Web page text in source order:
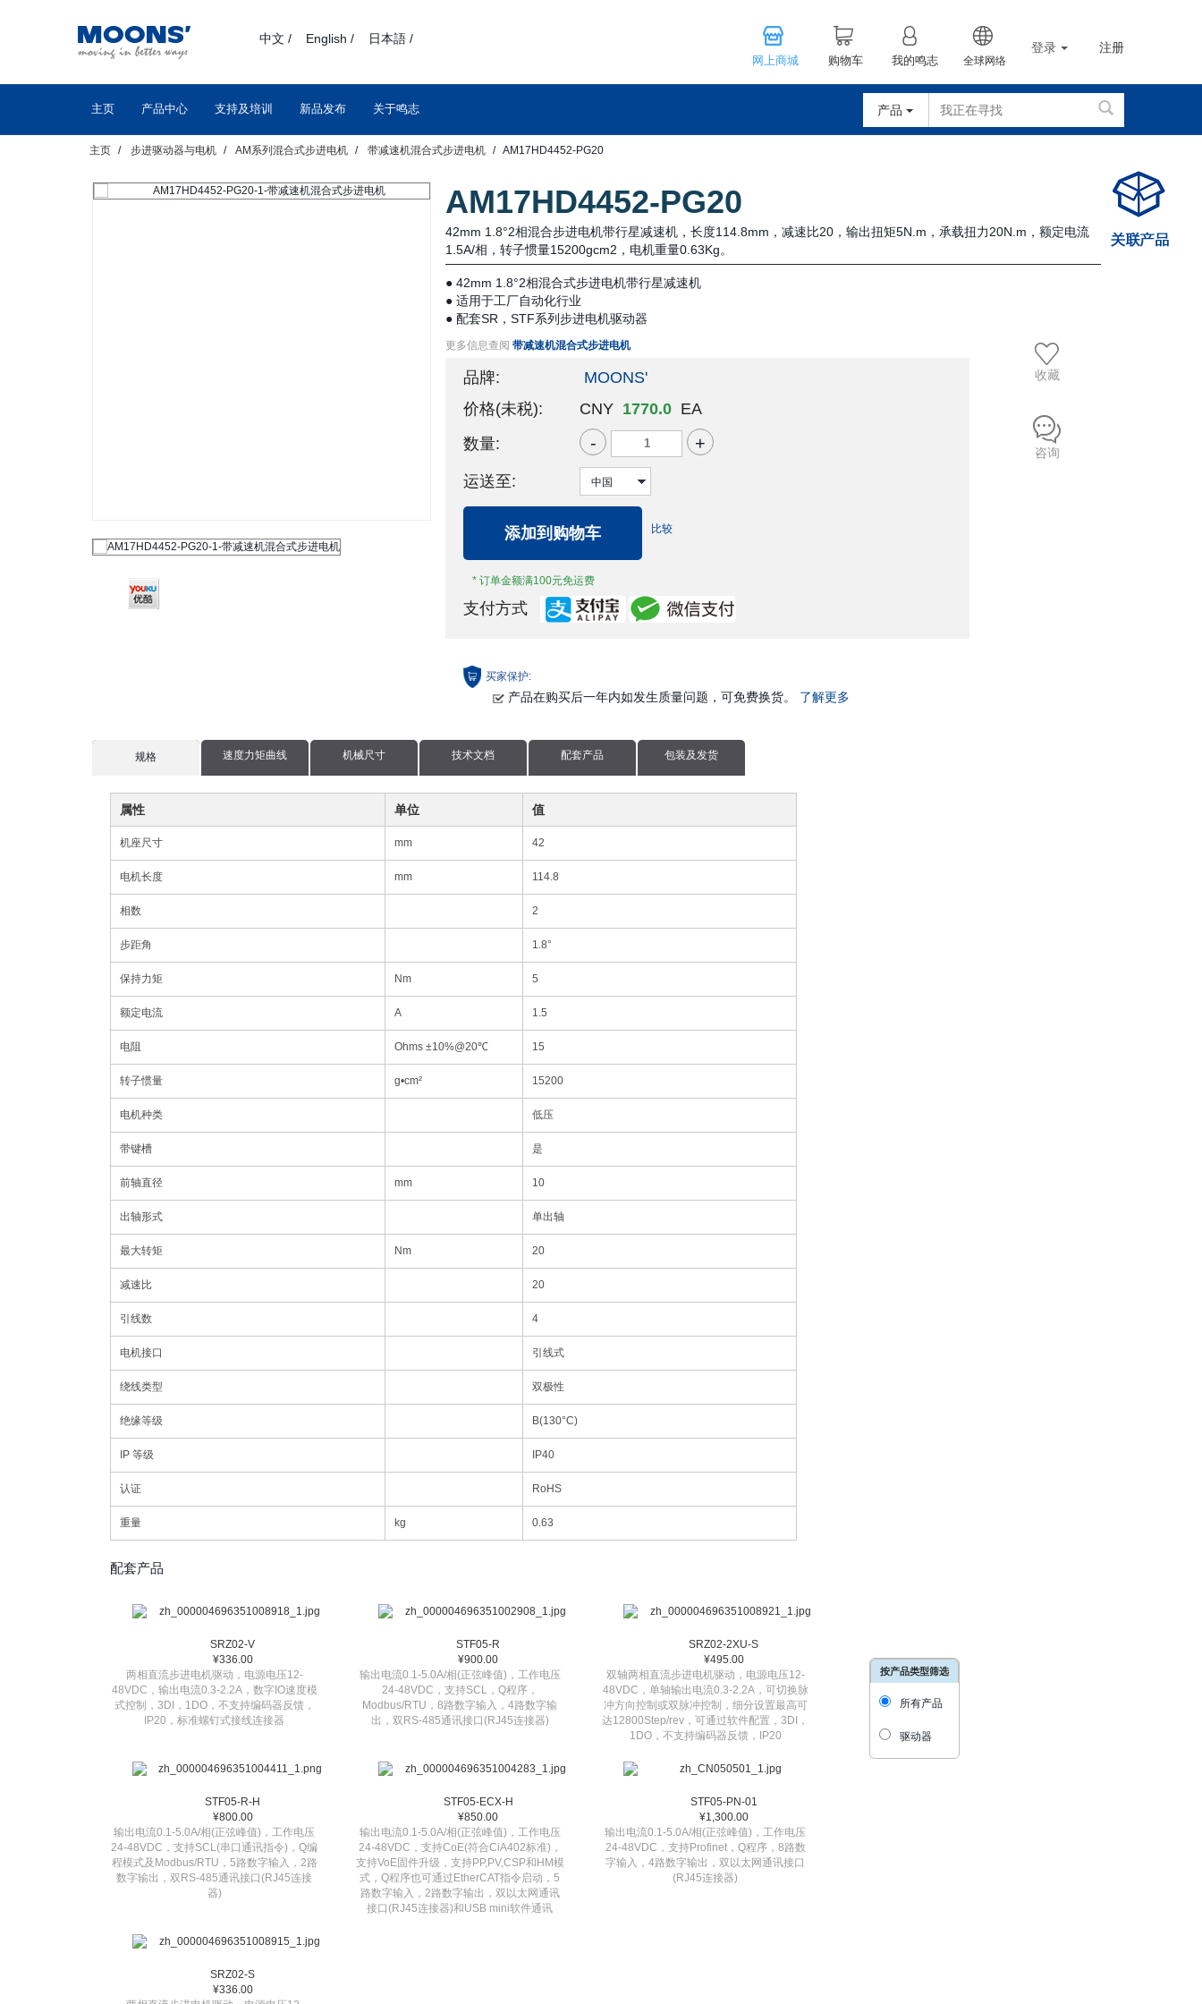
中文 / English / 日本語 /
网上商城 购物车 我的鸣志 全球网络
登录 注册
主页 产品中心 支持及培训 新品发布 关于鸣志 产品
主页 步进驱动器与电机 AM系列混合式步进电机 带减速机混合式步进电机 AM17HD4452-PG20
AM17HD4452-PG20
42mm 1.8°2相混合步进电机带行星减速机，长度114.8mm，减速比20，输出扭矩5N.m，承载扭力20N.m，额定电流
1.5A/相，转子惯量15200gcm2，电机重量0.63Kg。
● 42mm 1.8°2相混合式步进电机带行星减速机
● 适用于工厂自动化行业
● 配套SR，STF系列步进电机驱动器
更多信息查阅 带减速机混合式步进电机
品牌:
MOONS'
价格(未税):
CNY 1770.0 EA
数量:
- +
运送至:
添加到购物车
* 订单金额满100元免运费
比较
支付方式
收藏
咨询
买家保护:
产品在购买后一年内如发生质量问题，可免费换货。 了解更多
current
规格 速度力矩曲线 机械尺寸 技术文档 配套产品 包装及发货
属性 单位 值
机座尺寸 mm 42
电机长度 mm 114.8
相数 2
步距角 1.8°
保持力矩 Nm 5
额定电流 A 1.5
电阻 Ohms ±10%@20℃ 15
转子惯量 g•cm² 15200
电机种类 低压
带键槽 是
前轴直径 mm 10
出轴形式 单出轴
最大转矩 Nm 20
减速比 20
引线数 4
电机接口 引线式
绕线类型 双极性
绝缘等级 B(130°C)
IP 等级 IP40
认证 RoHS
重量 kg 0.63
配套产品
按产品类型筛选
所有产品
驱动器
SRZ02-V
¥336.00
两相直流步进电机驱动，电源电压12-
48VDC，输出电流0.3-2.2A，数字IO速度模
式控制，3DI，1DO，不支持编码器反馈，
IP20，标准螺钉式接线连接器
STF05-R
¥900.00
输出电流0.1-5.0A/相(正弦峰值)，工作电压
24-48VDC，支持SCL，Q程序，
Modbus/RTU，8路数字输入，4路数字输
出，双RS-485通讯接口(RJ45连接器)
SRZ02-2XU-S
¥495.00
双轴两相直流步进电机驱动，电源电压12-
48VDC，单轴输出电流0.3-2.2A，可切换脉
冲方向控制或双脉冲控制，细分设置最高可
达12800Step/rev，可通过软件配置，3DI，
1DO，不支持编码器反馈，IP20
STF05-R-H
¥800.00
输出电流0.1-5.0A/相(正弦峰值)，工作电压
24-48VDC，支持SCL(串口通讯指令)，Q编
程模式及Modbus/RTU，5路数字输入，2路
数字输出，双RS-485通讯接口(RJ45连接
器)
STF05-ECX-H
¥850.00
输出电流0.1-5.0A/相(正弦峰值)，工作电压
24-48VDC，支持CoE(符合CiA402标准)，
支持VoE固件升级，支持PP,PV,CSP和HM模
式，Q程序也可通过EtherCAT指令启动，5
路数字输入，2路数字输出，双以太网通讯
接口(RJ45连接器)和USB mini软件通讯
STF05-PN-01
¥1,300.00
输出电流0.1-5.0A/相(正弦峰值)，工作电压
24-48VDC，支持Profinet，Q程序，8路数
字输入，4路数字输出，双以太网通讯接口
(RJ45连接器)
SRZ02-S
¥336.00